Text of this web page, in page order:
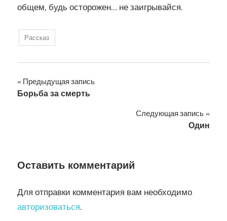
общем, будь осторожен… не заигрывайся.
Рассказ
Навигация
по
Предыдущая запись
Борьба за смерть
Следующая запись
Один
Оставить комментарий
Для отправки комментария вам необходимо
авторизоваться.